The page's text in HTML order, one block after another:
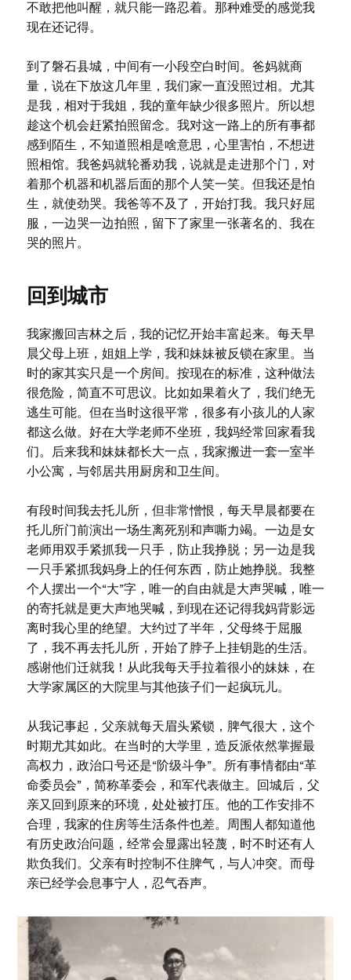
不敢把他叫醒，就只能一路忍着。那种难受的感觉我
现在还记得。
到了磐石县城，中间有一小段空白时间。爸妈就商
量，说在下放这几年里，我们家一直没照过相。尤其
是我，相对于我姐，我的童年缺少很多照片。所以想
趁这个机会赶紧拍照留念。我对这一路上的所有事都
感到陌生，不知道照相是啥意思，心里害怕，不想进
照相馆。我爸妈就轮番劝我，说就是走进那个门，对
着那个机器和机器后面的那个人笑一笑。但我还是怕
生，就使劲哭。我爸等不及了，开始打我。我只好屈
服，一边哭一边拍照，留下了家里一张著名的、我在
哭的照片。
回到城市
我家搬回吉林之后，我的记忆开始丰富起来。每天早
晨父母上班，姐姐上学，我和妹妹被反锁在家里。当
时的家其实只是一个房间。按现在的标准，这种做法
很危险，简直不可思议。比如如果着火了，我们绝无
逃生可能。但在当时这很平常，很多有小孩儿的人家
都这么做。好在大学老师不坐班，我妈经常回家看我
们。后来我和妹妹都长大一点，我家搬进一套一室半
小公寓，与邻居共用厨房和卫生间。
有段时间我去托儿所，但非常憎恨，每天早晨都要在
托儿所门前演出一场生离死别和声嘶力竭。一边是女
老师用双手紧抓我一只手，防止我挣脱；另一边是我
一只手紧抓我妈身上的任何东西，防止她挣脱。我整
个人摆出一个“大”字，唯一的自由就是大声哭喊，唯一
的寄托就是更大声地哭喊，到现在还记得我妈背影远
离时我心里的绝望。大约过了半年，父母终于屈服
了，我不再去托儿所，开始了脖子上挂钥匙的生活。
感谢他们迁就我！从此我每天手拉着很小的妹妹，在
大学家属区的大院里与其他孩子们一起疯玩儿。
从我记事起，父亲就每天眉头紧锁，脾气很大，这个
时期尤其如此。在当时的大学里，造反派依然掌握最
高权力，政治口号还是“阶级斗争”。所有事情都由“革
命委员会”，简称革委会，和军代表做主。回城后，父
亲又回到原来的环境，处处被打压。他的工作安排不
合理，我家的住房等生活条件也差。周围人都知道他
有历史政治问题，经常会显露出轻蔑，时不时还有人
欺负我们。父亲有时控制不住脾气，与人冲突。而母
亲已经学会息事宁人，忍气吞声。